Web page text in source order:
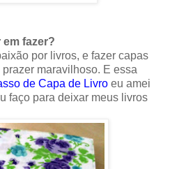
em fazer?
por livros, e fazer capas
maravilhoso. E essa
de Capa de Livro eu amei
faço para deixar meus livros